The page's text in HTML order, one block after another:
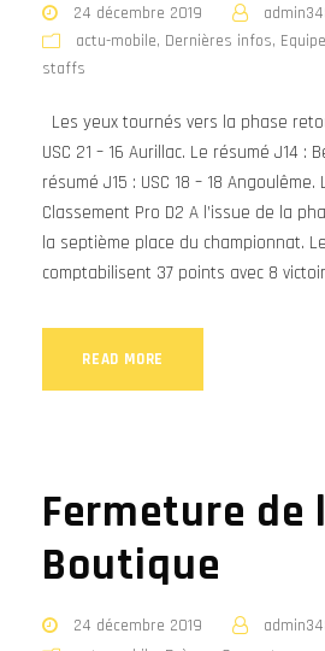
24 décembre 2019
actu-mobile, Dernières infos,
staffs
Les yeux tournés vers la phase
USC 21 – 16 Aurillac. Le résumé J14 :
résumé J15 : USC 18 – 18
Classement Pro D2 A l’issue de la
la septième place du championnat.
comptabilisent 37 points avec 8
READ MORE
Fermeture de
Boutique
24 décembre 2019